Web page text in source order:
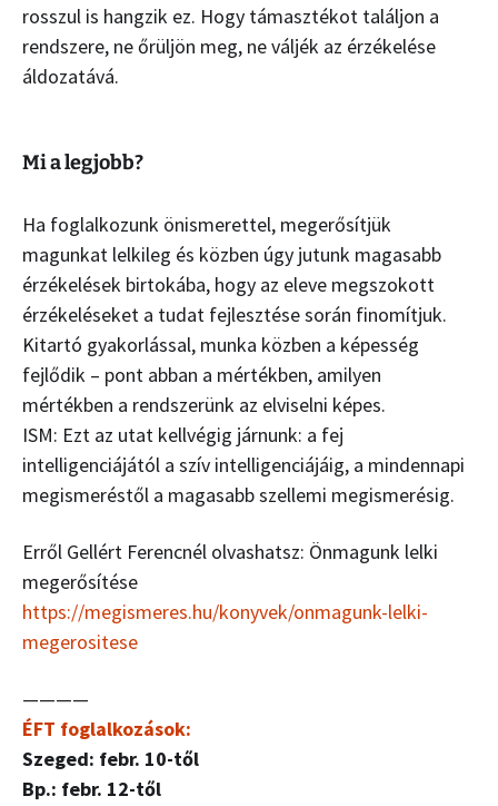
rosszul is hangzik ez. Hogy támasztékot találjon a
rendszere, ne őrüljön meg, ne váljék az érzékelése
áldozatává.
Mi a legjobb?
Ha foglalkozunk önismerettel, megerősítjük
magunkat lelkileg és közben úgy jutunk magasabb
érzékelések birtokába, hogy az eleve megszokott
érzékeléseket a tudat fejlesztése során finomítjuk.
Kitartó gyakorlással, munka közben a képesség
fejlődik – pont abban a mértékben, amilyen
mértékben a rendszerünk az elviselni képes.
ISM: Ezt az utat kellvégig járnunk: a fej
intelligenciájától a szív intelligenciájáig, a mindennapi
megismeréstől a magasabb szellemi megismerésig.
Erről Gellért Ferencnél olvashatsz: Önmagunk lelki
megerősítése
https://megismeres.hu/konyvek/onmagunk-lelki-
megerositese
————
ÉFT foglalkozások:
Szeged: febr. 10-től
Bp.: febr. 12-től